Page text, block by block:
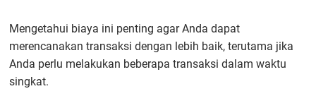
Mengetahui biaya ini penting agar Anda dapat
merencanakan transaksi dengan lebih baik, terutama jika
Anda perlu melakukan beberapa transaksi dalam waktu
singkat.